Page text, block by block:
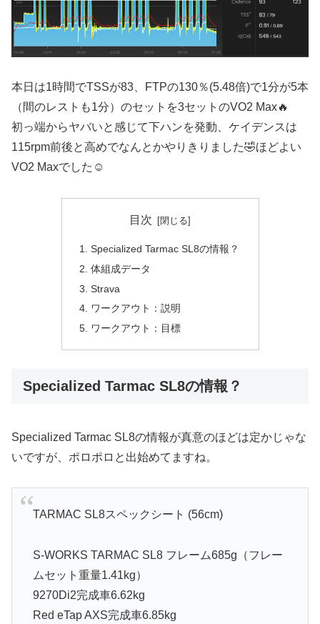
本日は1時間でTSSが83、FTPの130％(5.48倍)で1分が5本
（間のレストも1分）のセットを3セットのVO2 Max🔥
初っ端からヤバいと感じて下ハンを発動、ケイデンスは
115rpm前後と高めでなんとかやりきりました🤣ほどよい
VO2 Maxでした☺️
目次
Specialized Tarmac SL8の情報？
体組成データ
Strava
ワークアウト：説明
ワークアウト：目標
Specialized Tarmac SL8の情報？
Specialized Tarmac SL8の情報が真意のほどは定かじゃな
いですが、ポロポロと出始めてますね。
TARMAC SL8スペックシート (56cm)
S-WORKS TARMAC SL8 フレーム685g（フレー
ムセット重量1.41kg）
9270Di2完成車6.62kg
Red eTap AXS完成車6.85kg